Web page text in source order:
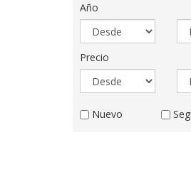
Año
Año
desde
Precio
Precio
desde
Estado
Nuevo